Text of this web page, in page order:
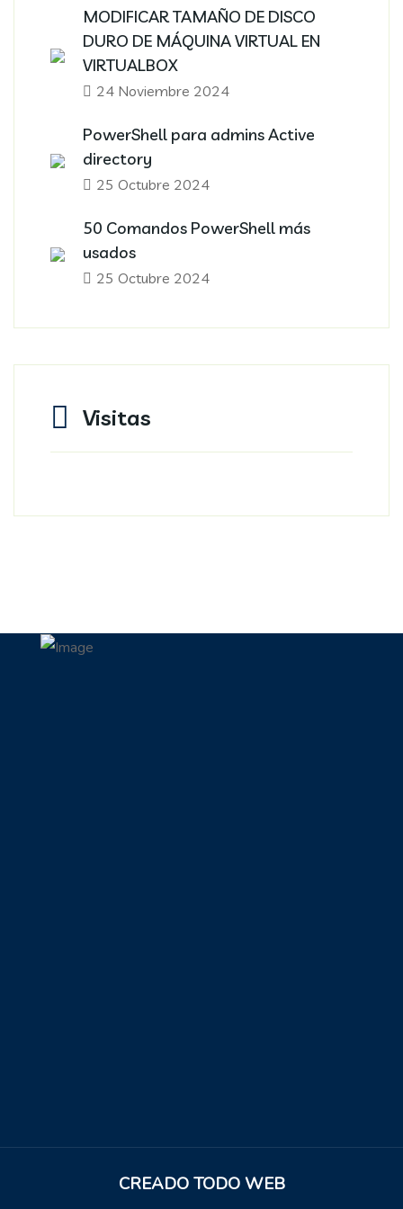
24 Noviembre 2024
MODIFICAR TAMAÑO DE DISCO
DURO DE MÁQUINA VIRTUAL EN
VIRTUALBOX
25 Octubre 2024
PowerShell para admins Active
directory
25 Octubre 2024
50 Comandos PowerShell más
usados
Visitas
CREADOTODO WEB